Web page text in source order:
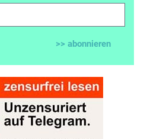
>> abonnieren